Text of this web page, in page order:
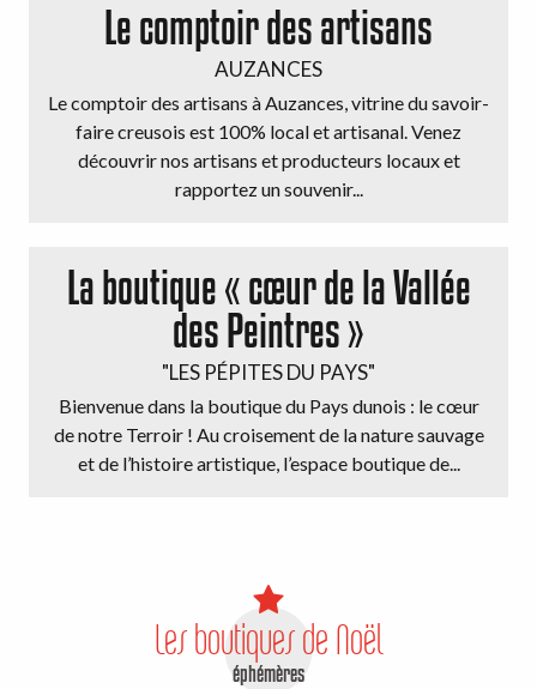
Le comptoir des artisans
AUZANCES
Le comptoir des artisans à Auzances, vitrine du savoir-
faire creusois est 100% local et artisanal. Venez
découvrir nos artisans et producteurs locaux et
rapportez un souvenir...
La boutique « cœur de la Vallée
des Peintres »
"LES PÉPITES DU PAYS"
Bienvenue dans la boutique du Pays dunois : le cœur
de notre Terroir ! Au croisement de la nature sauvage
et de l’histoire artistique, l’espace boutique de...
Les boutiques de Noël
éphémères